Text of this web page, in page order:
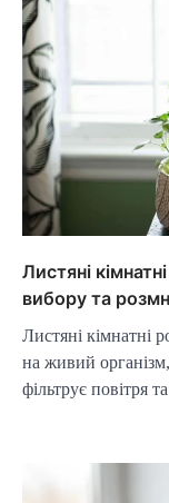
Листяні
вибору та
Листяні кімнатні
на живий
фільтрує повітря